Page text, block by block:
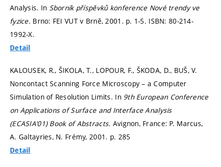
Analysis. In Sborník příspěvků konference Nové trendy ve
fyzice. Brno: FEI VUT v Brně, 2001. p. 1-5. ISBN: 80-214-
1992-X.
Detail
KALOUSEK, R., ŠIKOLA, T., LOPOUR, F., ŠKODA, D., BUŠ, V.
Noncontact Scanning Force Microscopy – a Computer
Simulation of Resolution Limits. In 9th European Conference
on Applications of Surface and Interface Analysis
(ECASIA'01) Book of Abstracts. Avignon, France: P. Marcus,
A. Galtayries, N. Frémy, 2001. p. 285
Detail